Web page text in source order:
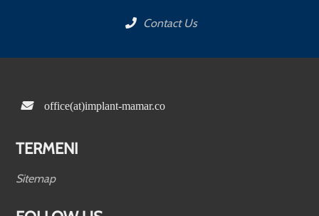
Contact Us
office(at)implant-mamar.co
TERMENI
Sitemap